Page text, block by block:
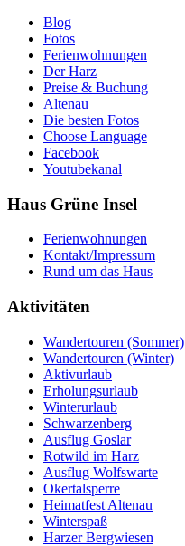
Blog
Fotos
Ferienwohnungen
Der Harz
Preise & Buchung
Altenau
Die besten Fotos
Choose Language
Facebook
Youtubekanal
Haus Grüne Insel
Ferienwohnungen
Kontakt/Impressum
Rund um das Haus
Aktivitäten
Wandertouren (Sommer)
Wandertouren (Winter)
Aktivurlaub
Erholungsurlaub
Winterurlaub
Schwarzenberg
Ausflug Goslar
Rotwild im Harz
Ausflug Wolfswarte
Okertalsperre
Heimatfest Altenau
Winterspaß
Harzer Bergwiesen